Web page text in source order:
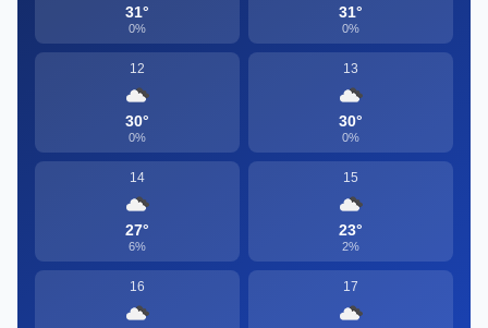
31°
0%
31°
0%
12
30°
0%
13
30°
0%
14
27°
6%
15
23°
2%
16 17